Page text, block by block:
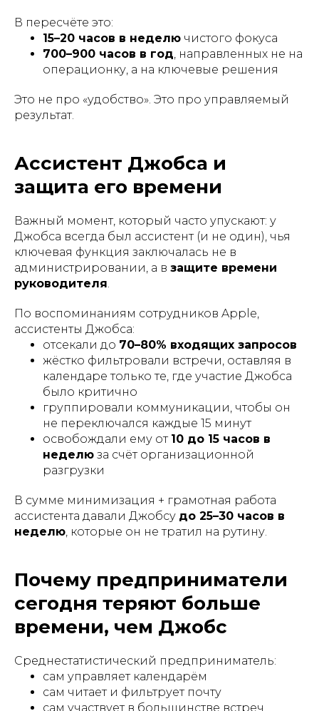
В пересчёте это:
15–20 часов в неделю чистого фокуса
700–900 часов в год, направленных не на
операционку, а на ключевые решения
Это не про «удобство». Это про управляемый
результат.
Ассистент Джобса и
защита его времени
Важный момент, который часто упускают: у
Джобса всегда был ассистент (и не один), чья
ключевая функция заключалась не в
администрировании, а в защите времени
руководителя.
По воспоминаниям сотрудников Apple,
ассистенты Джобса:
отсекали до 70–80% входящих запросов
жёстко фильтровали встречи, оставляя в
календаре только те, где участие Джобса
было критично
группировали коммуникации, чтобы он
не переключался каждые 15 минут
освобождали ему от 10 до 15 часов в
неделю за счёт организационной
разгрузки
В сумме минимизация + грамотная работа
ассистента давали Джобсу до 25–30 часов в
неделю, которые он не тратил на рутину.
Почему предприниматели
сегодня теряют больше
времени, чем Джобс
Среднестатистический предприниматель:
сам управляет календарём
сам читает и фильтрует почту
сам участвует в большинстве встреч